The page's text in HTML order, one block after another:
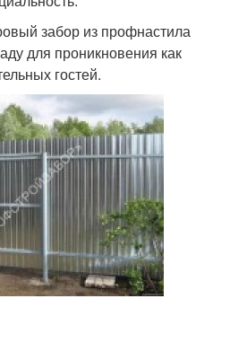
забор из профнастила
для проникновения как
гостей.